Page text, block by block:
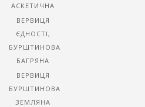
АСКЕТИЧНА
ВЕРВИЦЯ
ЄДНОСТІ,
БУРШТИНОВА
БАГРЯНА
ВЕРВИЦЯ
БУРШТИНОВА
ЗЕМЛЯНА